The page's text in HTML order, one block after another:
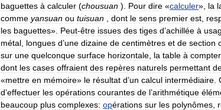
baguettes à calculer (chousuan ). Pour dire «calculer», la
comme yansuan ou tuisuan dont le sens premier est
les baguettes». Peut-être issues des tiges d’achillée à
métal longues d’une dizaine de centimètres et de section
sur une quelconque surface horizontale la table à compter,
dont les cases offraient des repères naturels permettant
«mettre en mémoire» le résultat d’un calcul intermédiaire
d’effectuer les opérations courantes de l’arithmétique
beaucoup plus complexes: opérations sur les polynômes